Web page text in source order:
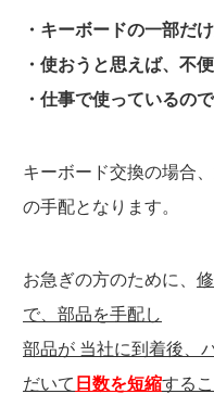
・キーボードの一部だ
・使おうと思えば、不
・仕事で使っているの
キーボード交換の場合
の手配となります。
お急ぎの方のために、
で、部品を手配し
部品が 当社に到着後、
だいて 日数を短縮する